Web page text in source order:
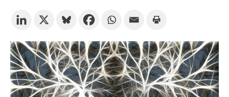
CATALÀ ESPAÑOL ENGLISH